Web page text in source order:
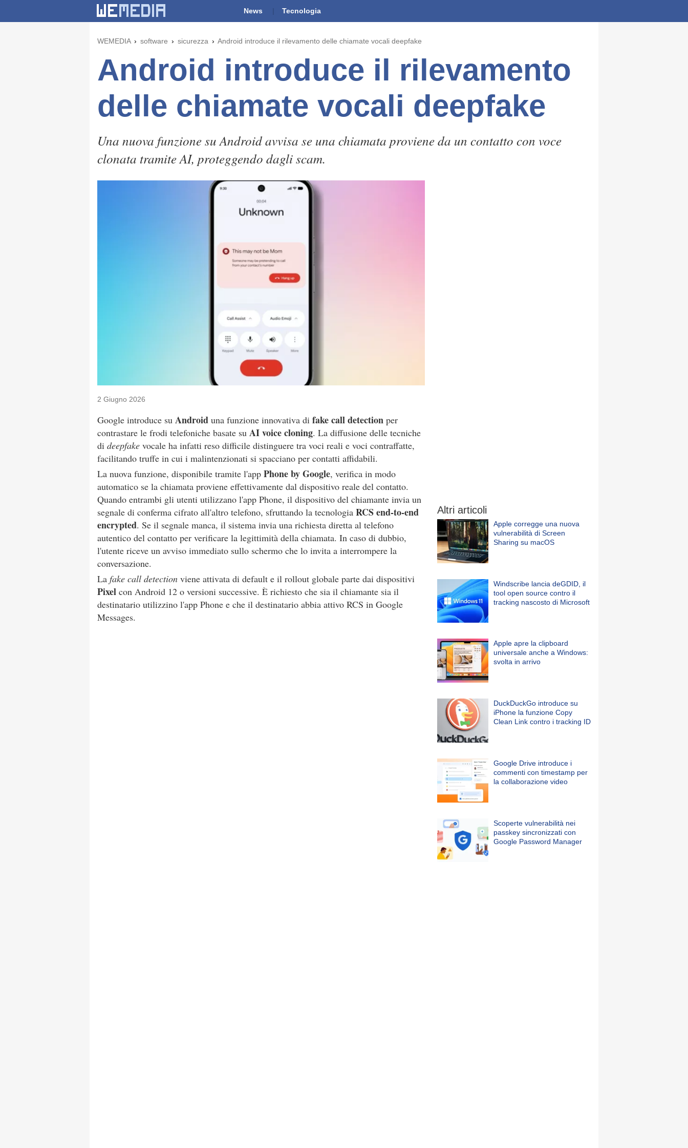
News Tecnologia
WEMEDIA software sicurezza Android introduce il rilevamento delle chiamate vocali deepfake
Android introduce il rilevamento
delle chiamate vocali deepfake
Una nuova funzione su Android avvisa se una chiamata proviene da un contatto con voce
clonata tramite AI, proteggendo dagli scam.
2 Giugno 2026
Google introduce su Android una funzione innovativa di fake call detection per
contrastare le frodi telefoniche basate su AI voice cloning. La diffusione delle tecniche
di deepfake vocale ha infatti reso difficile distinguere tra voci reali e voci contraffatte,
facilitando truffe in cui i malintenzionati si spacciano per contatti affidabili.
La nuova funzione, disponibile tramite l'app Phone by Google, verifica in modo
automatico se la chiamata proviene effettivamente dal dispositivo reale del contatto.
Quando entrambi gli utenti utilizzano l'app Phone, il dispositivo del chiamante invia un
segnale di conferma cifrato all'altro telefono, sfruttando la tecnologia RCS end-to-end
encrypted. Se il segnale manca, il sistema invia una richiesta diretta al telefono
autentico del contatto per verificare la legittimità della chiamata. In caso di dubbio,
l'utente riceve un avviso immediato sullo schermo che lo invita a interrompere la
conversazione.
La fake call detection viene attivata di default e il rollout globale parte dai dispositivi
Pixel con Android 12 o versioni successive. È richiesto che sia il chiamante sia il
destinatario utilizzino l'app Phone e che il destinatario abbia attivo RCS in Google
Messages.
Altri articoli
Apple corregge una nuova
vulnerabilità di Screen
Sharing su macOS
Windscribe lancia deGDID, il
tool open source contro il
tracking nascosto di Microsoft
Apple apre la clipboard
universale anche a Windows:
svolta in arrivo
DuckDuckGo introduce su
iPhone la funzione Copy
Clean Link contro i tracking ID
Google Drive introduce i
commenti con timestamp per
la collaborazione video
Scoperte vulnerabilità nei
passkey sincronizzati con
Google Password Manager